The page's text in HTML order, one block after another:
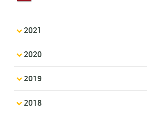
2021
2020
2019
2018